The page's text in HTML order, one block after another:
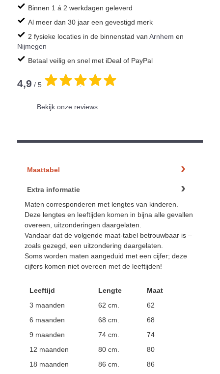
Binnen 1 á 2 werkdagen geleverd
Al meer dan 30 jaar een gevestigd merk
2 fysieke locaties in de binnenstad van Arnhem en
Nijmegen
Betaal veilig en snel met iDeal of PayPal
4,9 / 5 .
Bekijk onze reviews
Maattabel
Extra informatie
Maten corresponderen met lengtes van kinderen.
Deze lengtes en leeftijden komen in bijna alle gevallen
overeen, uitzonderingen daargelaten.
Vandaar dat de volgende maat-tabel betrouwbaar is –
zoals gezegd, een uitzondering daargelaten.
Soms worden maten aangeduid met een cijfer; deze
cijfers komen niet overeen met de leeftijden!
Leeftijd Lengte
Maat
3 maanden
62 cm.
62
6 maanden
68 cm.
68
9 maanden
74 cm.
74
12 maanden
80 cm.
80
18 maanden
86 cm. 86